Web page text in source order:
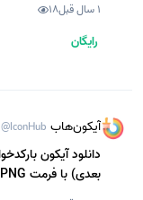
1 سال قبل 18
رایگان
آیکون‌هاب @IconHub
دانلود آیکون
بعدی) با فرمت PNG